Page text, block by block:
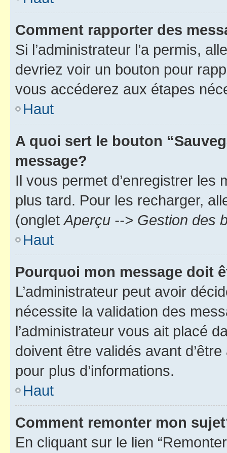
Comment rapporter des
Si l’administrateur l’a permis,
devriez voir un bouton pour
vous accéderez aux étapes
Haut
A quoi sert le bouton
message?
Il vous permet d’enregistrer
plus tard. Pour les recharger,
(ongletAperçu --> Gestion des
Haut
Pourquoi mon message doit
L’administrateur peut avoir
nécessite la validation des
l’administrateur vous ait placé
doivent être validés avant
pour plus d’informations.
Haut
Comment remonter mon
En cliquant sur le lien